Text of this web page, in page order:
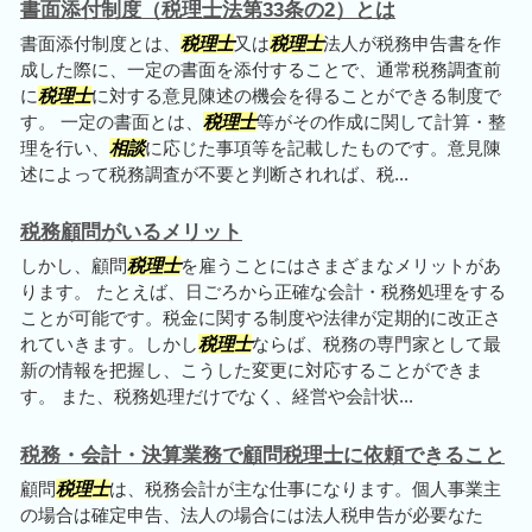
書面添付制度（税理士法第33条の2）とは
書面添付制度とは、 税理士又は税理士法人が税務申告書を作
成した際に、一定の書面を添付することで、通常税務調査前
に税理士に対する意見陳述の機会を得ることができる制度で
す。 一定の書面とは、 税理士等がその作成に関して計算・整
理を行い、 相談に応じた事項等を記載したものです。意見陳
述によって税務調査が不要と判断されれば、税...
税務顧問がいるメリット
しかし、顧問税理士を雇うことにはさまざまなメリットがあ
ります。 たとえば、日ごろから正確な会計・税務処理をする
ことが可能です。税金に関する制度や法律が定期的に改正さ
れていきます。しかし税理士ならば、税務の専門家として最
新の情報を把握し、こうした変更に対応することができま
す。 また、税務処理だけでなく、経営や会計状...
税務・会計・決算業務で顧問税理士に依頼できること
顧問税理士は、税務会計が主な仕事になります。個人事業主
の場合は確定申告、法人の場合には法人税申告が必要なた